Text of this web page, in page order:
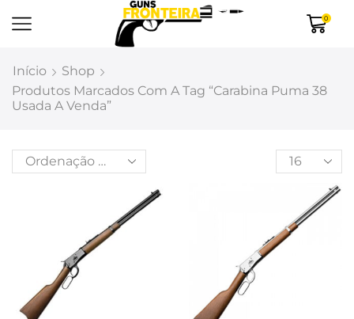
0
Início
Shop
Produtos Marcados Com A Tag “carabina Puma 38
Usada A Venda”